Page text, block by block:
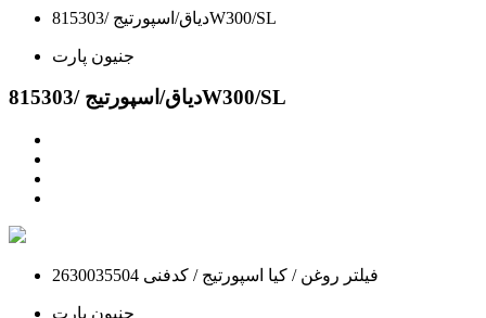
دیاق/اسپورتیج /815303W300/SL
جنیون پارت
دیاق/اسپورتیج /815303W300/SL
فیلتر روغن / کیا اسپورتیج / کدفنی 2630035504
جنیون پارت